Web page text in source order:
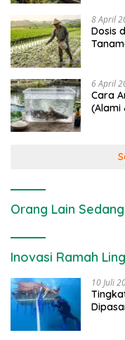
8 April
Dosis
6 April
Cara
(Alami
Orang Lain
Inovasi Ramah
10 Juli